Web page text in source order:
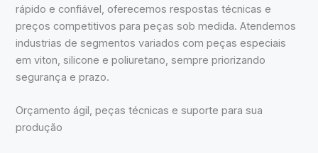
rápido e confiável, oferecemos respostas técnicas e
preços competitivos para peças sob medida. Atendemos
industrias de segmentos variados com peças especiais
em viton, silicone e poliuretano, sempre priorizando
segurança e prazo.
Orçamento ágil, peças técnicas e suporte para sua
produção